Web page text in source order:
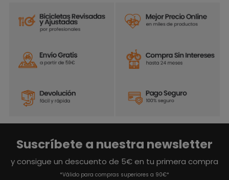
Suscríbete a nuestra newsletter
y consigue un descuento de 5€ en tu primera compra
*Válido para compras superiores a 90€*